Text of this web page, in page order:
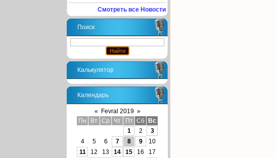
Смотреть все Новости
Поиск
Калькулятор
Календарь
« Fevral 2019 »
Пн
Вт Ср Чт Пт Сб Вс
1
2
3
4
5 6 7 8 9
10
11
12 13 14 15 16
17